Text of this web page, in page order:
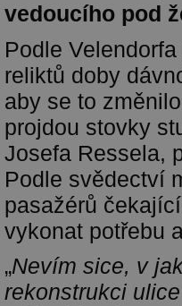
vedoucího pod
Podle
reliktů doby
aby se to
projdou stovky
Josefa Ressela,
Podle svědectví
pasažérů
vykonat potřebu
„Nevím sice, v
rekonstrukci